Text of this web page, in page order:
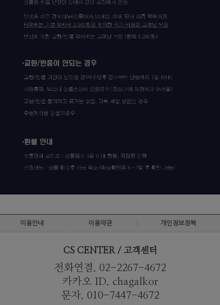
이용안내 이용약관 개인정보정책
CS CENTER / 고객센터
전화연결. 02-2267-4672
카카오 ID. chagalkor
문자. 010-7447-4672